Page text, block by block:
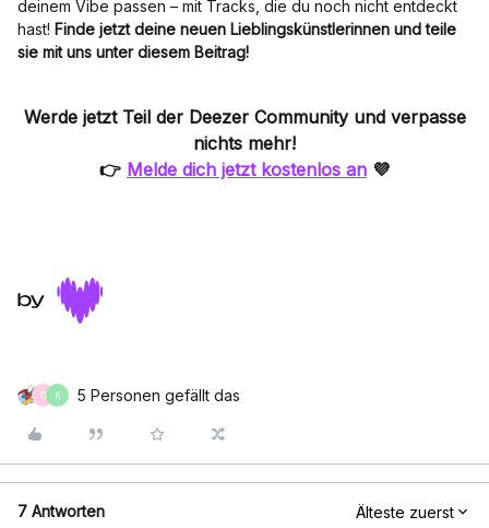
deinem Vibe passen – mit Tracks, die du noch nicht entdeckt
hast! Finde jetzt deine neuen Lieblingskünstlerinnen und teile
sie mit uns unter diesem Beitrag!
Werde jetzt Teil der Deezer Communityund verpasse
nichts mehr!
👉 Melde dich jetzt kostenlos an 💜
O K 5 Personen gefällt das
7 Antworten Älteste zuerst